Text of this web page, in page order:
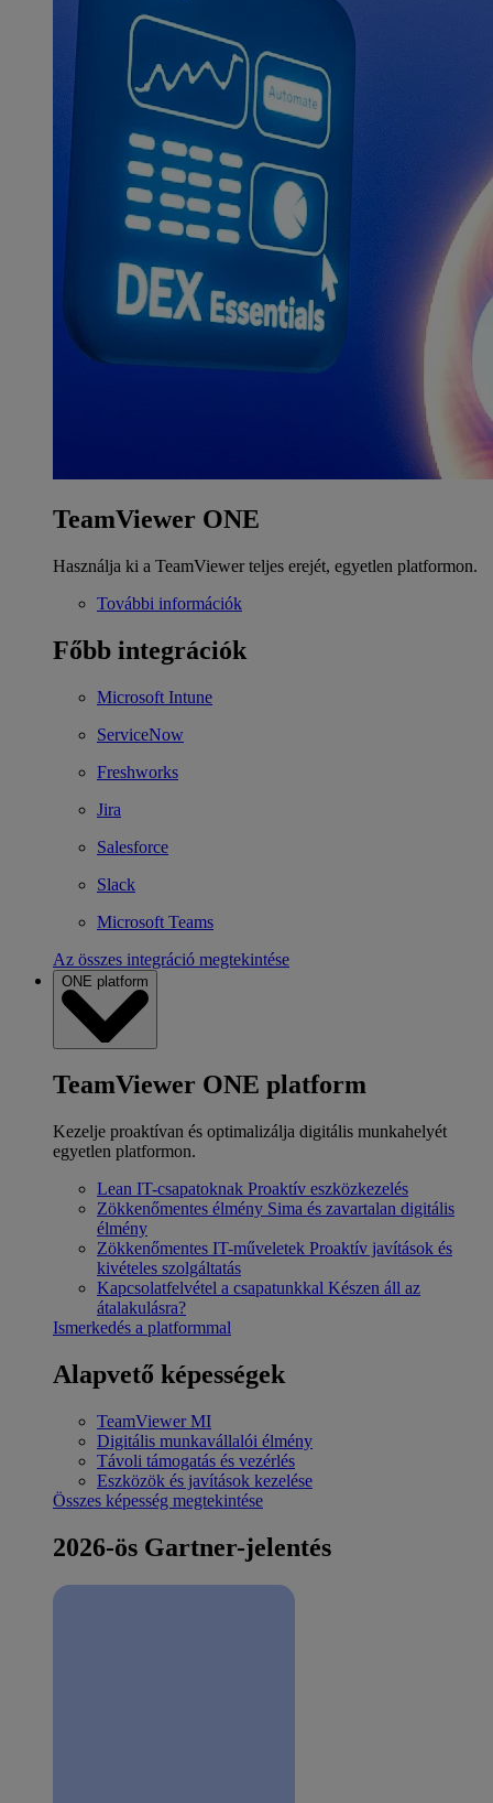
TeamViewer ONE
Használja ki a TeamViewer teljes erejét, egyetlen platformon.
További információk
Főbb integrációk
Microsoft Intune
ServiceNow
Freshworks
Jira
Salesforce
Slack
Microsoft Teams
Az összes integráció megtekintése
ONE platform
TeamViewer ONE platform
Kezelje proaktívan és optimalizálja digitális munkahelyét
egyetlen platformon.
Lean IT-csapatoknak Proaktív eszközkezelés
Zökkenőmentes élmény Sima és zavartalan digitális
élmény
Zökkenőmentes IT-műveletek Proaktív javítások és
kivételes szolgáltatás
Kapcsolatfelvétel a csapatunkkal Készen áll az
átalakulásra?
Ismerkedés a platformmal
Alapvető képességek
TeamViewer MI
Digitális munkavállalói élmény
Távoli támogatás és vezérlés
Eszközök és javítások kezelése
Összes képesség megtekintése
2026-ös Gartner-jelentés